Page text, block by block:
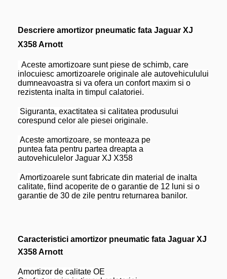
Descriere amortizor pneumatic fata Jaguar XJ
X358 Arnott
Aceste amortizoare sunt piese de schimb, care
inlocuiesc amortizoarele originale ale autovehiculului
dumneavoastra si va ofera un confort maxim si o
rezistenta inalta in timpul calatoriei.
Siguranta, exactitatea si calitatea produsului
corespund celor ale piesei originale.
Aceste amortizoare, se monteaza pe
puntea fata pentru partea dreapta a
autovehiculelor Jaguar XJ X358
Amortizoarele sunt fabricate din material de inalta
calitate, fiind acoperite de o garantie de 12 luni si o
garantie de 30 de zile pentru returnarea banilor.
Caracteristici amortizor pneumatic fata Jaguar XJ
X358 Arnott
Amortizor de calitate OE